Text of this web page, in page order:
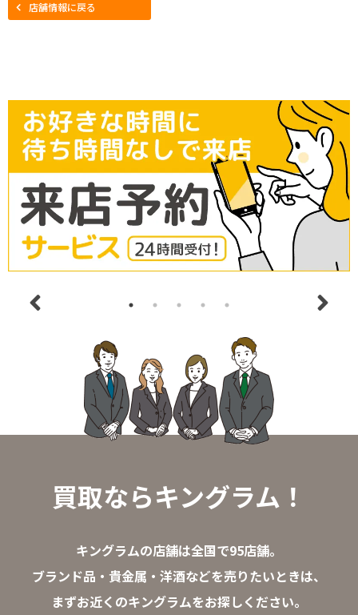
店舗情報に戻る
買取ならキングラム！
キングラムの店舗は全国で95店舗。
ブランド品・貴金属・洋酒などを売りたいときは、
まずお近くのキングラムをお探しください。